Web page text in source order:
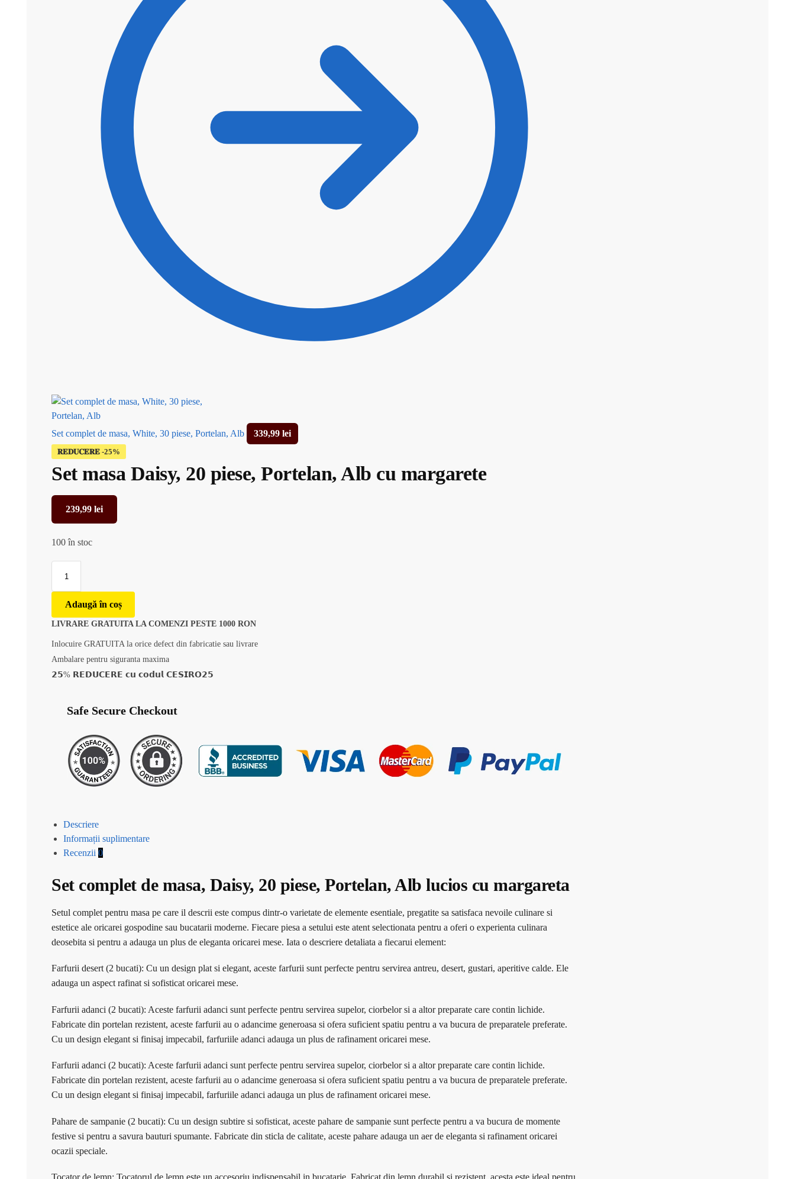
Set complet de masa, White, 30 piese, Portelan, Alb 339,99 lei
𝐑𝐄𝐃𝐔𝐂𝐄𝐑𝐄
Set masa Daisy, 20 piese, Portelan, Alb cu margarete
239,99 lei
100 în stoc
Adaugă în coș
LIVRARE GRATUITA LA COMENZI PESTE 1000 RON
Inlocuire GRATUITA la orice defect din fabricatie sau livrare
Ambalare pentru siguranta maxima
𝟮𝟱% 𝗥𝗘𝗗𝗨𝗖𝗘𝗥𝗘 𝗰𝘂 𝗰𝗼𝗱𝘂𝗹 𝗖𝗘𝗦𝗜𝗥𝗢𝟮𝟱
Safe Secure Checkout
Descriere
Informații suplimentare
Recenzii 0
Set complet de masa, Daisy, 20 piese, Portelan, Alb lucios cu margareta
Setul complet pentru masa pe care il descrii este compus dintr-o varietate de elemente esentiale, pregatite sa satisfaca nevoile culinare si
estetice ale oricarei gospodine sau bucatarii moderne. Fiecare piesa a setului este atent selectionata pentru a oferi o experienta culinara
deosebita si pentru a adauga un plus de eleganta oricarei mese. Iata o descriere detaliata a fiecarui element:
Farfurii desert (2 bucati): Cu un design plat si elegant, aceste farfurii sunt perfecte pentru servirea antreu, desert, gustari, aperitive calde. Ele
adauga un aspect rafinat si sofisticat oricarei mese.
Farfurii adanci (2 bucati): Aceste farfurii adanci sunt perfecte pentru servirea supelor, ciorbelor si a altor preparate care contin lichide.
Fabricate din portelan rezistent, aceste farfurii au o adancime generoasa si ofera suficient spatiu pentru a va bucura de preparatele preferate.
Cu un design elegant si finisaj impecabil, farfuriile adanci adauga un plus de rafinament oricarei mese.
Farfurii adanci (2 bucati): Aceste farfurii adanci sunt perfecte pentru servirea supelor, ciorbelor si a altor preparate care contin lichide.
Fabricate din portelan rezistent, aceste farfurii au o adancime generoasa si ofera suficient spatiu pentru a va bucura de preparatele preferate.
Cu un design elegant si finisaj impecabil, farfuriile adanci adauga un plus de rafinament oricarei mese.
Pahare de sampanie (2 bucati): Cu un design subtire si sofisticat, aceste pahare de sampanie sunt perfecte pentru a va bucura de momente
festive si pentru a savura bauturi spumante. Fabricate din sticla de calitate, aceste pahare adauga un aer de eleganta si rafinament oricarei
ocazii speciale.
Tocator de lemn: Tocatorul de lemn este un accesoriu indispensabil in bucatarie. Fabricat din lemn durabil si rezistent, acesta este ideal pentru